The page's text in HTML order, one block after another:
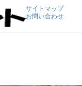
サイトマップ
お問い合わせ